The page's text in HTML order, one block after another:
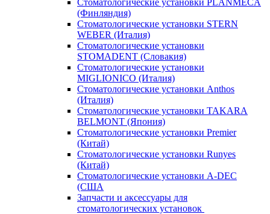
Стоматологические установки PLANMECA
(Финляндия)
Стоматологические установки STERN
WEBER (Италия)
Стоматологические установки
STOMADENT (Словакия)
Стоматологические установки
MIGLIONICO (Италия)
Стоматологические установки Anthos
(Италия)
Стоматологические установки TAKARA
BELMONT (Япония)
Стоматологические установки Premier
(Китай)
Стоматологические установки Runyes
(Китай)
Стоматологические установки A-DEC
(США
Запчасти и аксессуары для
стоматологических установок